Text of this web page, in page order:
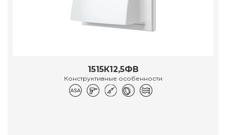
1515К12,5ФВ
Конструктивные особенности